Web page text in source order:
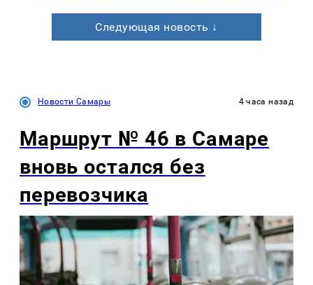
Следующая новость ↓
Новости Самары 4 часа назад
Маршрут № 46 в Самаре
вновь остался без
перевозчика